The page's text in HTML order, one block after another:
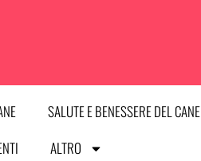
SALUTE E BENESSERE DEL CANE
ALTRO